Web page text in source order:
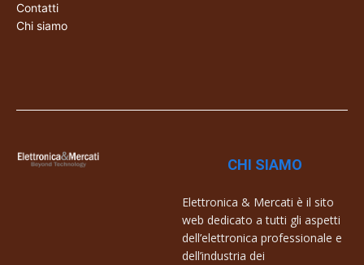
Contatti
Chi siamo
CHI SIAMO
Elettronica & Mercati è il sito
web dedicato a tutti gli aspetti
dell’elettronica professionale e
dell’industria dei